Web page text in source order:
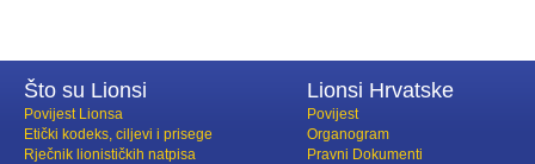
Što su Lionsi
Povijest Lionsa
Etički kodeks, ciljevi i prisege
Rječnik lionističkih natpisa
Lionsi Hrvatske
Povijest
Organogram
Pravni Dokumenti